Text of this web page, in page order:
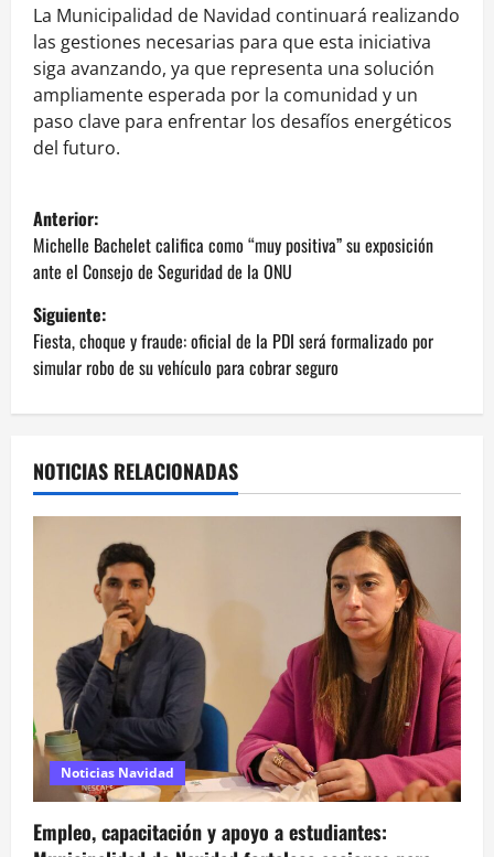
La Municipalidad de Navidad continuará realizando
las gestiones necesarias para que esta iniciativa
siga avanzando, ya que representa una solución
ampliamente esperada por la comunidad y un
paso clave para enfrentar los desafíos energéticos
del futuro.
N
a
v
e
c
e
e
n
Anterior:
Michelle Bachelet califica como “muy positiva” su exposición
ante el Consejo de Seguridad de la ONU
Siguiente:
Fiesta, choque y fraude: oficial de la PDI será formalizado por
simular robo de su vehículo para cobrar seguro
NOTICIAS RELACIONADAS
Noticias Navidad
Empleo, capacitación y apoyo a estudiantes: